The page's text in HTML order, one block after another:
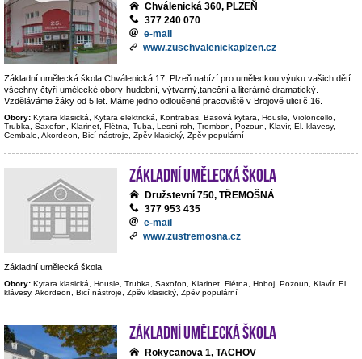
Chválenická 360, PLZEŇ
377 240 070
e-mail
www.zuschvalenickaplzen.cz
Základní umělecká škola Chválenická 17, Plzeň nabízí pro uměleckou výuku vašich dětí
všechny čtyři umělecké obory-hudební, výtvarný,taneční a literárně dramatický.
Vzděláváme žáky od 5 let. Máme jedno odloučené pracoviště v Brojově ulici č.16.
Obory: Kytara klasická, Kytara elektrická, Kontrabas, Basová kytara, Housle, Violoncello,
Trubka, Saxofon, Klarinet, Flétna, Tuba, Lesní roh, Trombon, Pozoun, Klavír, El. klávesy,
Cembalo, Akordeon, Bicí nástroje, Zpěv klasický, Zpěv populární
Základní umělecká škola
Družstevní 750, TŘEMOŠNÁ
377 953 435
e-mail
www.zustremosna.cz
Základní umělecká škola
Obory: Kytara klasická, Housle, Trubka, Saxofon, Klarinet, Flétna, Hoboj, Pozoun, Klavír, El.
klávesy, Akordeon, Bicí nástroje, Zpěv klasický, Zpěv populární
Základní umělecká škola
Rokycanova 1, TACHOV